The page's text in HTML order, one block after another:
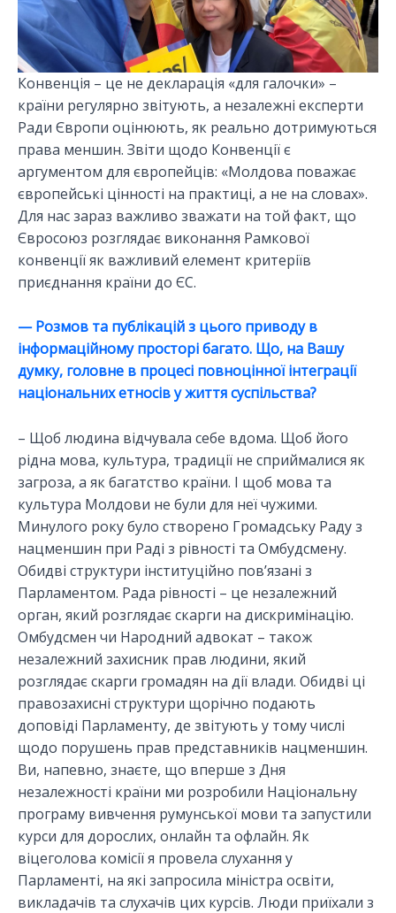
Конвенція – це не декларація «для галочки» –
країни регулярно звітують, а незалежні експерти
Ради Європи оцінюють, як реально дотримуються
права меншин. Звіти щодо Конвенції є
аргументом для європейців: «Молдова поважає
європейські цінності на практиці, а не на словах».
Для нас зараз важливо зважати на той факт, що
Євросоюз розглядає виконання Рамкової
конвенції як важливий елемент критеріїв
приєднання країни до ЄС.
— Розмов та публікацій з цього приводу в
інформаційному просторі багато. Що, на Вашу
думку, головне в процесі повноцінної інтеграції
національних етносів у життя суспільства?
– Щоб людина відчувала себе вдома. Щоб його
рідна мова, культура, традиції не сприймалися як
загроза, а як багатство країни. І щоб мова та
культура Молдови не були для неї чужими.
Минулого року було створено Громадську Раду з
нацменшин при Раді з рівності та Омбудсмену.
Обидві структури інституційно пов’язані з
Парламентом. Рада рівності – це незалежний
орган, який розглядає скарги на дискримінацію.
Омбудсмен чи Народний адвокат – також
незалежний захисник прав людини, який
розглядає скарги громадян на дії влади. Обидві ці
правозахисні структури щорічно подають
доповіді Парламенту, де звітують у тому числі
щодо порушень прав представників нацменшин.
Ви, напевно, знаєте, що вперше з Дня
незалежності країни ми розробили Національну
програму вивчення румунської мови та запустили
курси для дорослих, онлайн та офлайн. Як
віцеголова комісії я провела слухання у
Парламенті, на які запросила міністра освіти,
викладачів та слухачів цих курсів. Люди приїхали з